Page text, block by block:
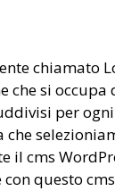
chiamato
che si
per ogni
il cms
questo